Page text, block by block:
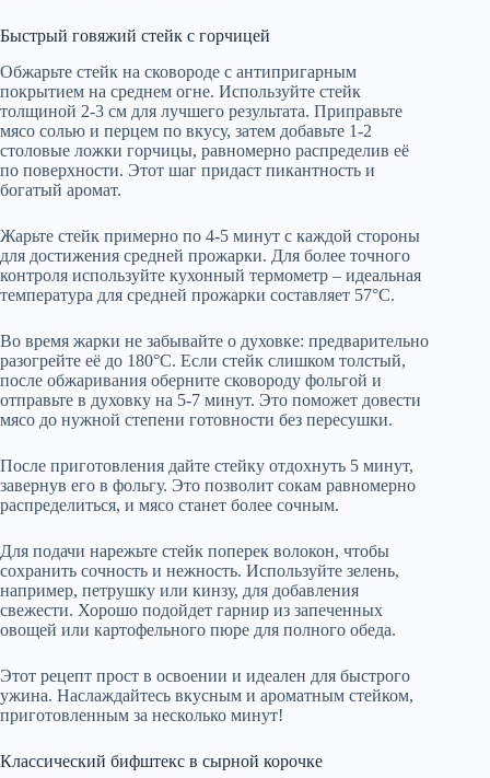
Быстрый говяжий стейк с горчицей
Обжарьте стейк на сковороде с антипригарным
покрытием на среднем огне. Используйте стейк
толщиной 2-3 см для лучшего результата. Приправьте
мясо солью и перцем по вкусу, затем добавьте 1-2
столовые ложки горчицы, равномерно распределив её
по поверхности. Этот шаг придаст пикантность и
богатый аромат.
Жарьте стейк примерно по 4-5 минут с каждой стороны
для достижения средней прожарки. Для более точного
контроля используйте кухонный термометр – идеальная
температура для средней прожарки составляет 57°C.
Во время жарки не забывайте о духовке: предварительно
разогрейте её до 180°C. Если стейк слишком толстый,
после обжаривания оберните сковороду фольгой и
отправьте в духовку на 5-7 минут. Это поможет довести
мясо до нужной степени готовности без пересушки.
После приготовления дайте стейку отдохнуть 5 минут,
завернув его в фольгу. Это позволит сокам равномерно
распределиться, и мясо станет более сочным.
Для подачи нарежьте стейк поперек волокон, чтобы
сохранить сочность и нежность. Используйте зелень,
например, петрушку или кинзу, для добавления
свежести. Хорошо подойдет гарнир из запеченных
овощей или картофельного пюре для полного обеда.
Этот рецепт прост в освоении и идеален для быстрого
ужина. Наслаждайтесь вкусным и ароматным стейком,
приготовленным за несколько минут!
Классический бифштекс в сырной корочке